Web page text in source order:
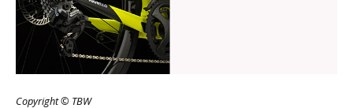
Copyright © TBW